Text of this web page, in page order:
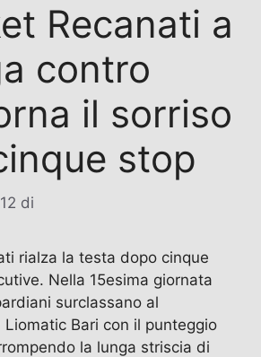
Recanati a
contro
il sorriso
stop
di
rialza la testa dopo cinque
Nella 15esima giornata
surclassano al
Liomatic Bari con il punteggio
la lunga striscia di